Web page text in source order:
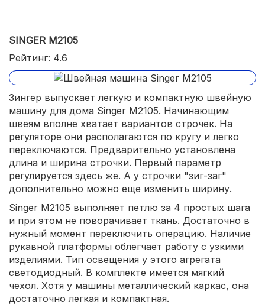
SINGER M2105
Рейтинг: 4.6
Зингер выпускает легкую и компактную швейную
машину для дома Singer M2105. Начинающим
швеям вполне хватает вариантов строчек. На
регуляторе они располагаются по кругу и легко
переключаются. Предварительно установлена
длина и ширина строчки. Первый параметр
регулируется здесь же. А у строчки "зиг-заг"
дополнительно можно еще изменить ширину.
Singer M2105 выполняет петлю за 4 простых шага
и при этом не поворачивает ткань. Достаточно в
нужный момент переключить операцию. Наличие
рукавной платформы облегчает работу с узкими
изделиями. Тип освещения у этого агрегата
светодиодный. В комплекте имеется мягкий
чехол. Хотя у машины металлический каркас, она
достаточно легкая и компактная.